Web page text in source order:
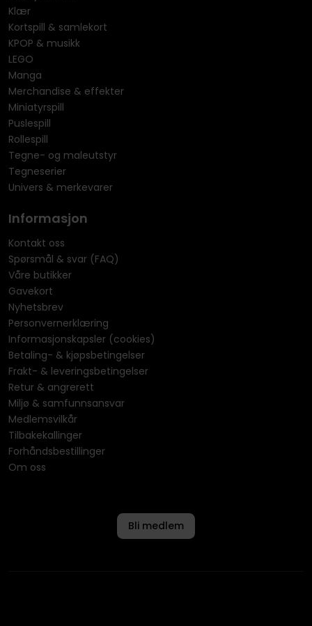
Klær
Kortspill & samlekort
KPOP & musikk
LEGO
Manga
Merchandise & effekter
Miniatyrspill
Puslespill
Rollespill
Tegne- og maleutstyr
Tegneserier
Univers & merkevarer
Informasjon
Kontakt oss
Spørsmål & svar (FAQ)
Våre butikker
Gavekort
Nyhetsbrev
Personvernerklæring
Informasjonskapsler (cookies)
Betaling- & kjøpsbetingelser
Frakt- & leveringsbetingelser
Retur & angrerett
Miljø & samfunnsansvar
Medlemsvilkår
Tilbakekallinger
Forhåndsbestillinger
Om oss
Bli medlem